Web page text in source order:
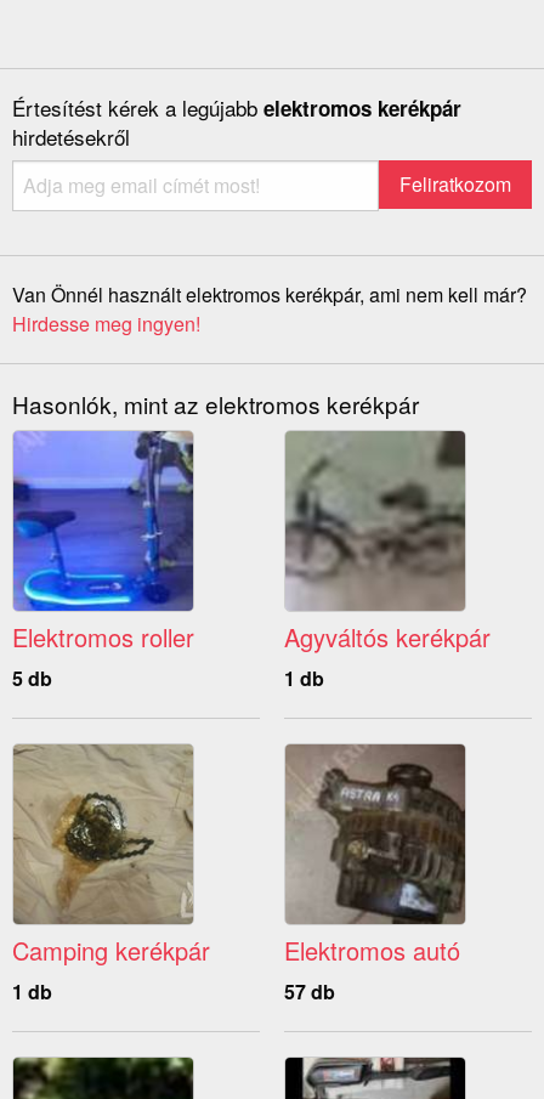
Értesítést kérek a legújabb elektromos kerékpár
hirdetésekről
Van Önnél használt elektromos kerékpár, ami nem kell már?
Hirdesse meg ingyen!
Hasonlók, mint az elektromos kerékpár
Elektromos roller
5 db
Agyváltós kerékpár
1 db
Camping kerékpár
1 db
Elektromos autó
57 db